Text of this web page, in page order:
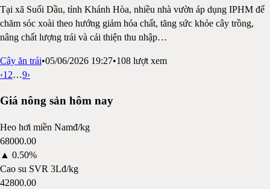
Tại xã Suối Dầu, tỉnh Khánh Hòa, nhiều nhà vườn áp dụng IPHM để
chăm sóc xoài theo hướng giảm hóa chất, tăng sức khỏe cây trồng,
nâng chất lượng trái và cải thiện thu nhập…
Cây ăn trái•05/06/2026 19:27•108 lượt xem
‹1 2…9›
Giá nông sản hôm nay
Heo hơi miền Namđ/kg
68000.00
▲ 0.50%
Cao su SVR 3Lđ/kg
42800.00